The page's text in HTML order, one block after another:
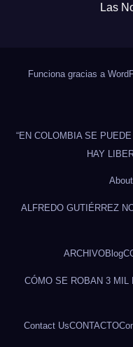
Las
Funciona gracias a
“EN COLOMBIA SE
HAY
ALFREDO GUTIÉRREZ
ARCHIVOBlog
CÓMO SE ROBAN 3 MIL
Contact UsCONTACTO